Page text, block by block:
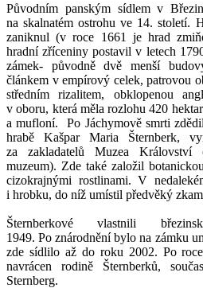
Původním panským sídlem v
na skalnatém ostrohu ve 14. století.
zaniknul (v roce 1661 je hrad
hradní zříceniny postavil v letech
zámek- původně dvě menší
článkem v empírový celek, patrovou
středním rizalitem, obklopenou
v oboru, která měla rozlohu 420
a mufloní. Po Jáchymově smrti
hrabě Kašpar Maria Šternberk,
za zakladatelů Muzea Království
muzeum). Zde také založil
cizokrajnými rostlinami. V
i hrobku, do níž umístil předvěký
Šternberkové vlastnili
1949. Po znárodnění bylo na zámku
zde sídlilo až do roku 2002. Po
navrácen rodině Šternberků,
Sternberg.